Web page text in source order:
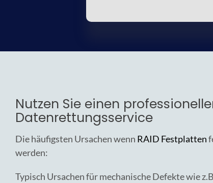
Nutzen Sie einen
Datenrettungsservice
Die häufigsten Ursachen wenn RAID Festplatten
werden:
Typisch Ursachen für mechanische Defekte wie